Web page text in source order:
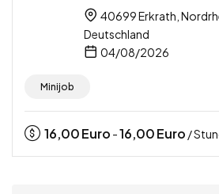
40699 Erkrath,
Deutschland
04/08/2026
Minijob
16,00Euro -16,00Euro /